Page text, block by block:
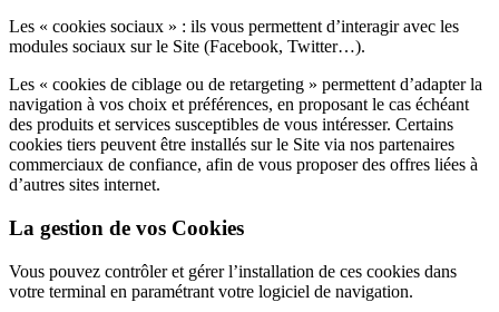
Les « cookies sociaux » : ils vous permettent d’interagir avec les
modules sociaux sur le Site (Facebook, Twitter…).
Les « cookies de ciblage ou de retargeting » permettent d’adapter la
navigation à vos choix et préférences, en proposant le cas échéant
des produits et services susceptibles de vous intéresser. Certains
cookies tiers peuvent être installés sur le Site via nos partenaires
commerciaux de confiance, afin de vous proposer des offres liées à
d’autres sites internet.
La gestion de vos Cookies
Vous pouvez contrôler et gérer l’installation de ces cookies dans
votre terminal en paramétrant votre logiciel de navigation.